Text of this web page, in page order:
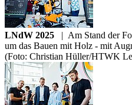
LNdW 2025 | Am Stand der
um das Bauen mit Holz - mit
(Foto: Christian Hüller/HTWK